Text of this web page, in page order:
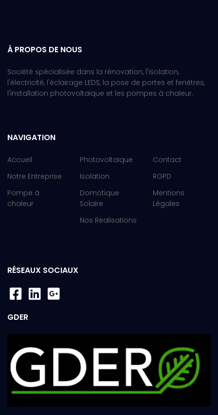
À PROPOS DE NOUS
Société spécialisée dans la rénovation, l'isolation,
l'électricité, l'éclairage LEDS, la pose de portes et fenêtres,
l'installation photovoltaïque et les pompes à chaleur.
NAVIGATION
Accueil
Notre Entreprise
Pompe à
chaleur
Photovoltaïque
Isolation
Domotique
Solaire
Nos Réalisations
Contact
RGPD
Mentions
Légales
RÉSEAUX SOCIAUX
GDER